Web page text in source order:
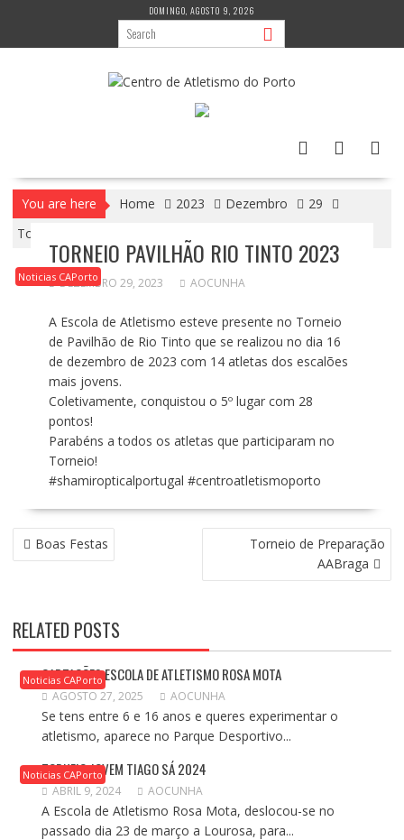
content
DOMINGO, AGOSTO 9, 2026
You are here Home 2023 Dezembro
29
Torneio Pavilhão Rio Tinto 2023
Noticias CAPorto
TORNEIO PAVILHÃO RIO TINTO 2023
DEZEMBRO 29, 2023 AOCUNHA
A Escola de Atletismo esteve presente no Torneio
de Pavilhão de Rio Tinto que se realizou no dia 16
de dezembro de 2023 com 14 atletas dos escalões
mais jovens.
Coletivamente, conquistou o 5º lugar com 28
pontos!
Parabéns a todos os atletas que participaram no
Torneio!
#shamiropticalportugal #centroatletismoporto
NAVEGAÇÃO
DE Boas Festas
Torneio de Preparação
AABraga
RELATED POSTS
Noticias CAPorto
CAPTAÇÕES ESCOLA DE ATLETISMO ROSA MOTA
AGOSTO 27, 2025 AOCUNHA
Se tens entre 6 e 16 anos e queres experimentar o
atletismo, aparece no Parque Desportivo...
Noticias CAPorto
TORNEIO JOVEM TIAGO SÁ 2024
ABRIL 9, 2024 AOCUNHA
A Escola de Atletismo Rosa Mota, deslocou-se no
passado dia 23 de março a Lourosa, para...